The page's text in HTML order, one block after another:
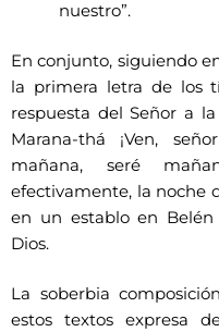
nuestro”.
En conjunto, siguiendo
la primera letra de los
respuesta del Señor a
Marana-thá ¡Ven,
mañana, seré
efectivamente, la noche
en un establo en
Dios.
La soberbia
estos textos expresa